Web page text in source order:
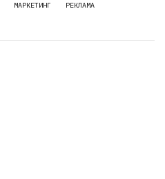
МАРКЕТИНГ
РЕКЛАМА